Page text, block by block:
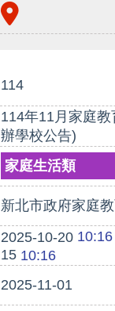
114
114年11月家庭
辦學校公告)
家庭生活類
新北市政府家庭
2025-10-2010:16
1510:16
2025-11-01